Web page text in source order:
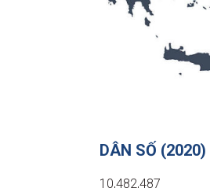
DÂN SỐ (2020)
10,482,487